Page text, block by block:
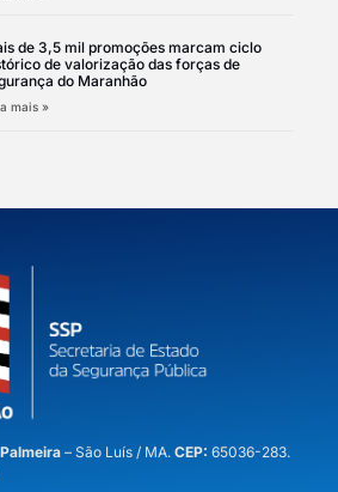
de 3,5 mil promoções marcam ciclo
de valorização das forças de
do Maranhão
mais »
– São Luís / MA.CEP: 65036-283.